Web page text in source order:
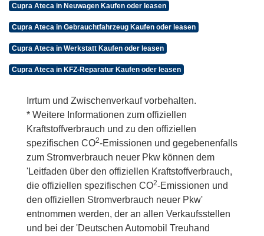
Cupra Ateca in Neuwagen Kaufen oder leasen
Cupra Ateca in Gebrauchtfahrzeug Kaufen oder leasen
Cupra Ateca in Werkstatt Kaufen oder leasen
Cupra Ateca in KFZ-Reparatur Kaufen oder leasen
Irrtum und Zwischenverkauf vorbehalten.
* Weitere Informationen zum offiziellen
Kraftstoffverbrauch und zu den offiziellen
spezifischen CO2-Emissionen und gegebenenfalls
zum Stromverbrauch neuer Pkw können dem
'Leitfaden über den offiziellen Kraftstoffverbrauch,
die offiziellen spezifischen CO2-Emissionen und
den offiziellen Stromverbrauch neuer Pkw'
entnommen werden, der an allen Verkaufsstellen
und bei der 'Deutschen Automobil Treuhand